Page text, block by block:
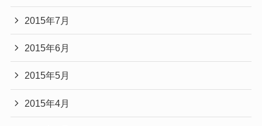
2015年7月
2015年6月
2015年5月
2015年4月